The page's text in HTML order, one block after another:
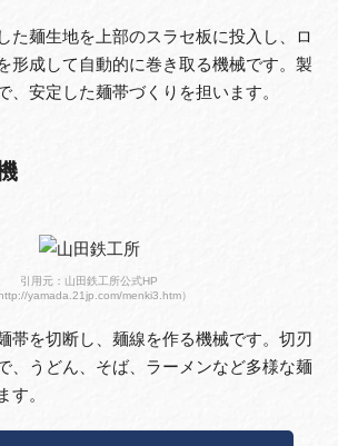
た麺生地を上部のスラセ板に投入し、ロ
形成して自動的に巻き取る機械です。製
、安定した麺帯づくりを担います。
引用元：山田鉄工所公式HP
http://yamada.21jp.com/menki3.htm）
帯を切断し、麺線を作る機械です。切刃
、うどん、そば、ラーメンなど多様な麺
す。